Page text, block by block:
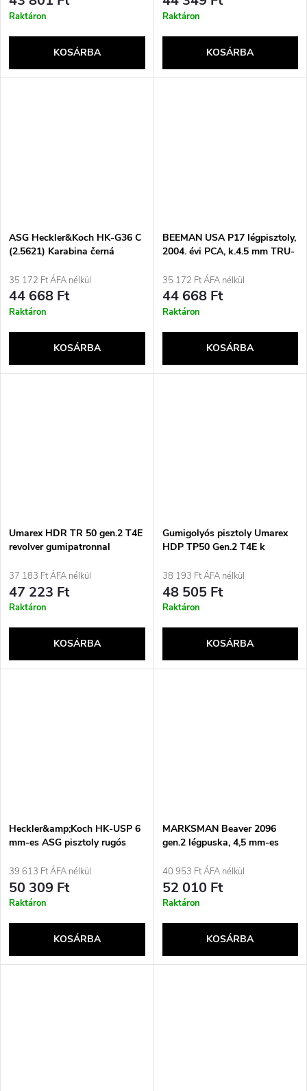
Raktáron
KOSÁRBA
Raktáron
KOSÁRBA
ASG Heckler&Koch HK-G36 C
(2.5621) Karabina černá
35 172 Ft ÁFA nélkül
44 668 Ft
Raktáron
KOSÁRBA
BEEMAN USA P17 légpisztoly,
2004. évi PCA, k.4.5 mm TRU-
35 172 Ft ÁFA nélkül
44 668 Ft
Raktáron
KOSÁRBA
Umarex HDR TR 50 gen.2 T4E
revolver gumipatronnal
37 183 Ft ÁFA nélkül
47 223 Ft
Raktáron
KOSÁRBA
Gumigolyós pisztoly Umarex
HDP TP50 Gen.2 T4E k
38 193 Ft ÁFA nélkül
48 505 Ft
Raktáron
KOSÁRBA
Heckler&amp;Koch HK-USP 6
mm-es ASG pisztoly rugós
39 613 Ft ÁFA nélkül
50 309 Ft
Raktáron
KOSÁRBA
MARKSMAN Beaver 2096
gen.2 légpuska, 4,5 mm-es
40 953 Ft ÁFA nélkül
52 010 Ft
Raktáron
KOSÁRBA